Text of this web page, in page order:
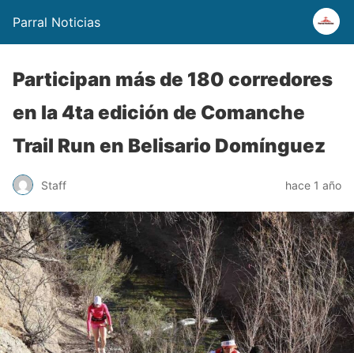
Parral Noticias
Participan más de 180 corredores
en la 4ta edición de Comanche
Trail Run en Belisario Domínguez
Staff hace 1 año